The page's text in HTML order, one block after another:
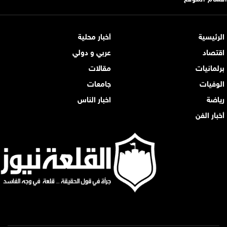
الرئيسية
أخبار محلية
اقتصاد
عربي و دولي
برلمانيات
مقالات
الوفيات
جامعات
رياضة
اخبار الناس
أخبار الفن